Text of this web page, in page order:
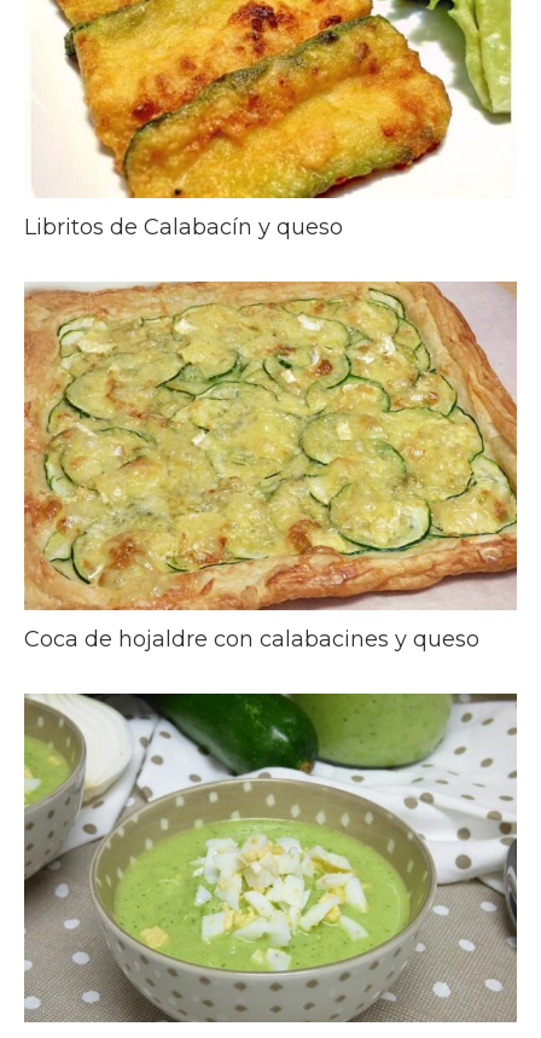
Libritos de Calabacín y queso
Coca de hojaldre con calabacines y queso